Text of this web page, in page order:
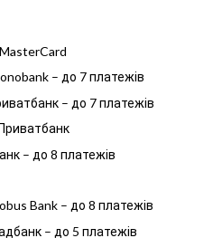
– до 7 платежів
– до 7 платежів
– до 8 платежів
Bank – до 8 платежів
– до 5 платежів